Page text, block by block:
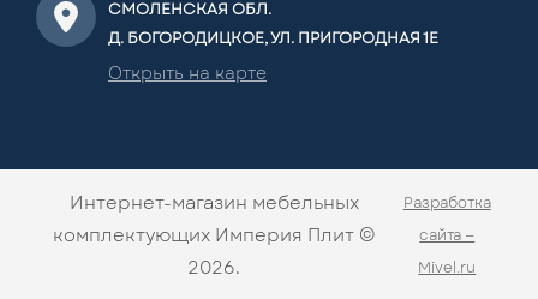
СМОЛЕНСКАЯ ОБЛ.
Д. БОГОРОДИЦКОЕ, УЛ. ПРИГОРОДНАЯ 1Е
Открыть на карте
Интернет-магазин мебельных
комплектующих Империя Плит ©
2026.
Разработка
сайта —
Mivel.ru